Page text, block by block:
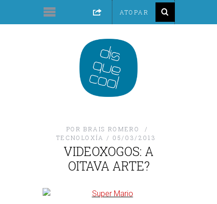
POR BRAIS ROMERO
TECNOLOXÍA
05/03/2013
VIDEOXOGOS: A
OITAVA ARTE?